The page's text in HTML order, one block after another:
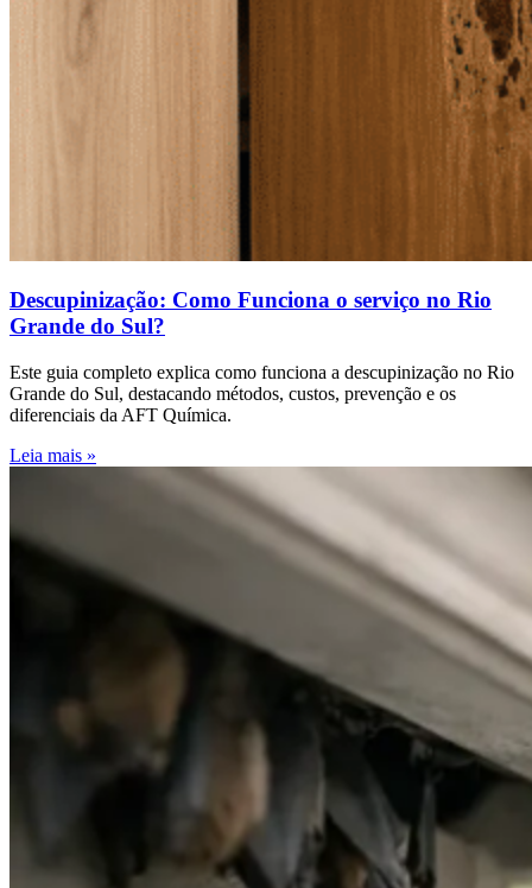
Descupinização: Como Funciona o serviço no Rio
Grande do Sul?
Este guia completo explica como funciona a descupinização no Rio
Grande do Sul, destacando métodos, custos, prevenção e os
diferenciais da AFT Química.
Leia mais »